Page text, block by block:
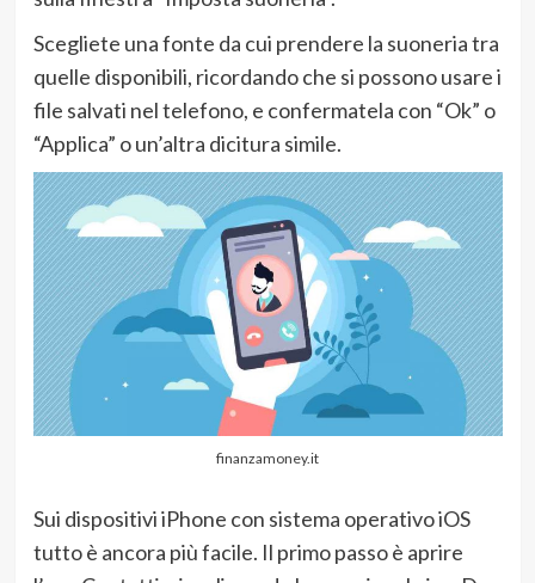
Scegliete una fonte da cui prendere la suoneria tra
quelle disponibili, ricordando che si possono usare i
file salvati nel telefono, e confermatela con “Ok” o
“Applica” o un’altra dicitura simile.
finanzamoney.it
Sui dispositivi iPhone con sistema operativo iOS
tutto è ancora più facile. Il primo passo è aprire